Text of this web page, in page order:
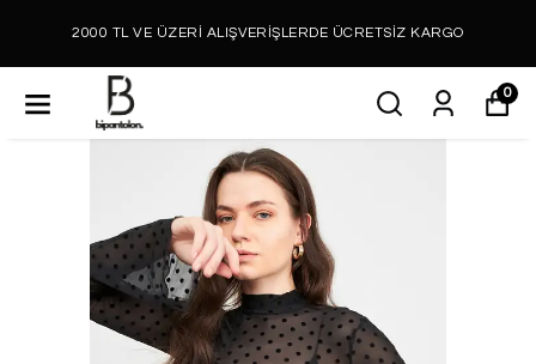
2000 TL VE ÜZERİ ALIŞVERİŞLERDE ÜCRETSİZ KARGO
0